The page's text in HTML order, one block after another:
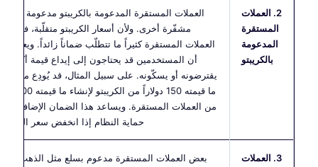
2. العملات
المستقرة
المدعومة
بالكريبتو
العملات المستقرة المدعومة بالكريبتو مدعومة
مشفّرة أخرى. ولأن أسعار الكريبتو متقلّبة، فإن
العملات المستقرة كثيراً ما تتطلّب ضماناً زائداً. ويعني
أن المستخدمين قد يحتاجون إلى إيداع قيمة أكبر
يقترضونه أو يسكّونه. على سبيل المثال، قد يُودِع
من العملات المستقرة. ويساعد هذا الضمان الإضافي
حماية النظام إذا انخفض سعر
3. العملات
بعض العملات المستقرة مدعوم بسلع مثل الذهب.